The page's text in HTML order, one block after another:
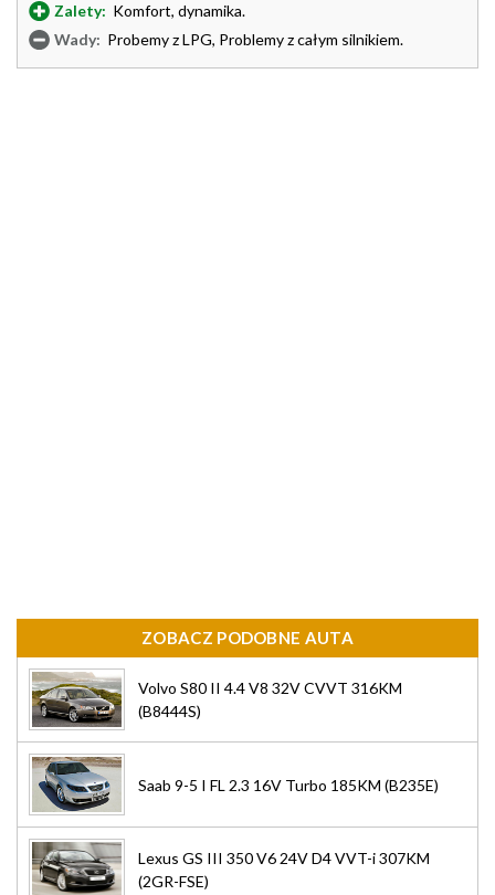
Zalety: Komfort, dynamika.
Wady: Probemy z LPG, Problemy z całym silnikiem.
ZOBACZ PODOBNE AUTA
Volvo S80 II 4.4 V8 32V CVVT 316KM
(B8444S)
Saab 9-5 I FL 2.3 16V Turbo 185KM (B235E)
Lexus GS III 350 V6 24V D4 VVT-i 307KM
(2GR-FSE)